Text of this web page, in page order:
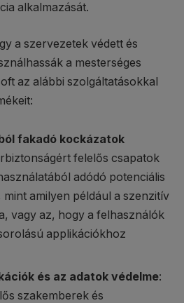
alkalmazását.
a szervezetek védett és
a mesterséges
az alábbi szolgáltatásokkal
fakadó kockázatok
felelős csapatok
adódó potenciális
amilyen például a szenzitív
vagy az, hogy a felhasználók
applikációkhoz
és az adatok védelme:
szakemberek és